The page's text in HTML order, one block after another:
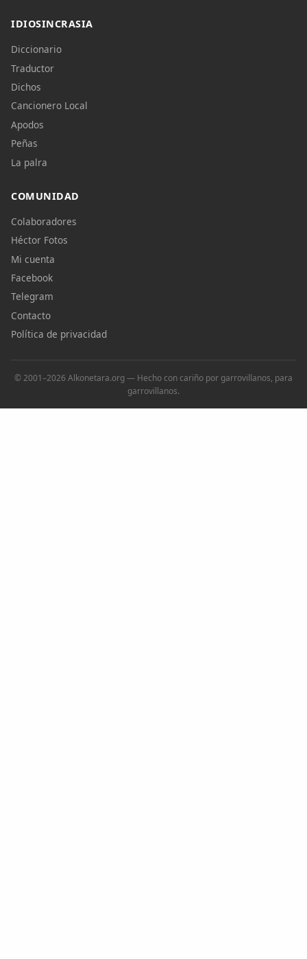
IDIOSINCRASIA
Diccionario
Traductor
Dichos
Cancionero Local
Apodos
Peñas
La palra
COMUNIDAD
Colaboradores
Héctor Fotos
Mi cuenta
Facebook
Telegram
Contacto
Política de privacidad
© 2001–2026 Alkonetara.org — Hecho con cariño por garrovillanos, para
garrovillanos.